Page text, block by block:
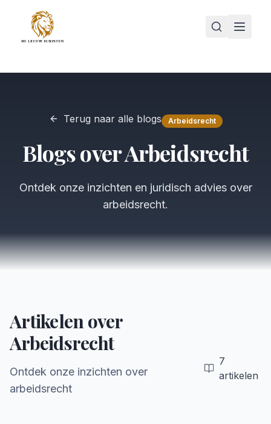
Terug naar alle blogs Arbeidsrecht
Blogs overArbeidsrecht
Ontdek onze inzichten en juridisch advies over
arbeidsrecht.
Artikelen over
Arbeidsrecht
Ontdek onze inzichten over
arbeidsrecht
7
artikelen